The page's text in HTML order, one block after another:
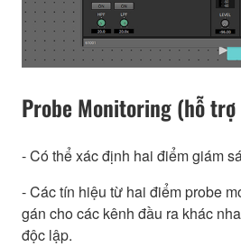
Probe Monitoring (hỗ trợ
- Có thể xác định hai điểm giám
- Các tín hiệu từ hai điểm probe
gán cho các kênh đầu ra khác
độc lập.